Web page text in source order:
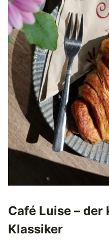
Café Luise –
Klassiker